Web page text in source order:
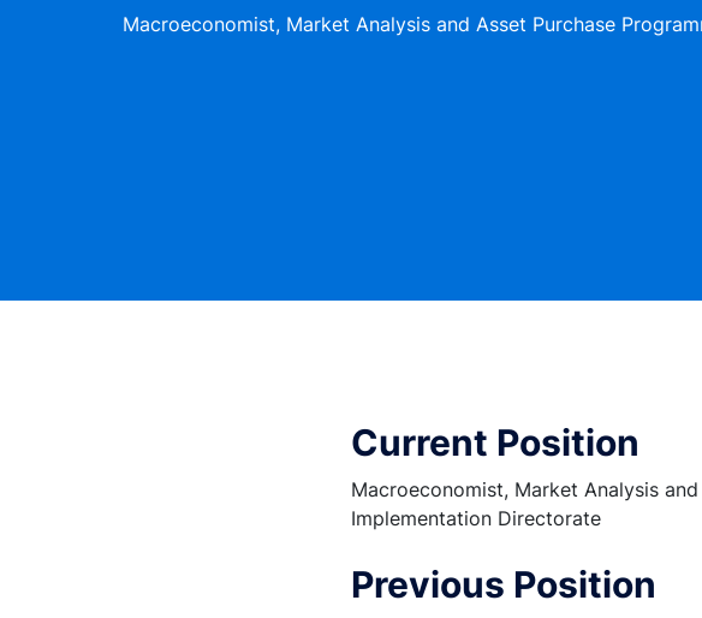
Macroeconomist, Market Analysis and Asset Purchase
Current Position
Macroeconomist, Market Analysis
Implementation Directorate
Previous Position